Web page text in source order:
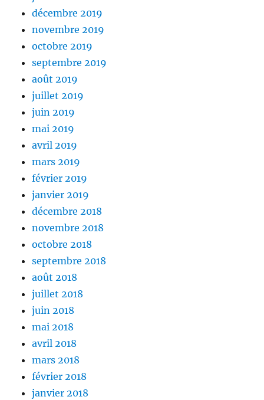
décembre 2019
novembre 2019
octobre 2019
septembre 2019
août 2019
juillet 2019
juin 2019
mai 2019
avril 2019
mars 2019
février 2019
janvier 2019
décembre 2018
novembre 2018
octobre 2018
septembre 2018
août 2018
juillet 2018
juin 2018
mai 2018
avril 2018
mars 2018
février 2018
janvier 2018